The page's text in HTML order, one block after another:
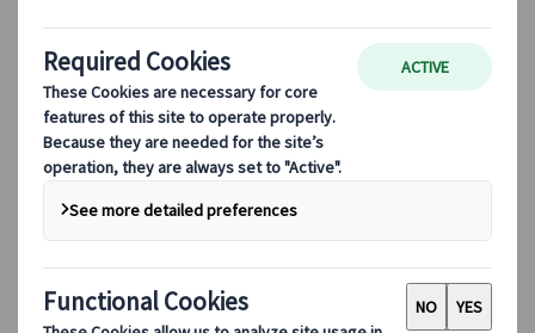
Blog
Consigli di viaggio per ogni stagione
Attrazioni principali
Approfondimenti culturali
Esperienze culinarie
Alla scoperta del Giappone in treno
Domande frequenti
Informazioni essenziali
Regole di etichetta
Guidare in Giappone
Prenotare con noi
Japan Rail Pass
Strutture ricettive
Consulenza online